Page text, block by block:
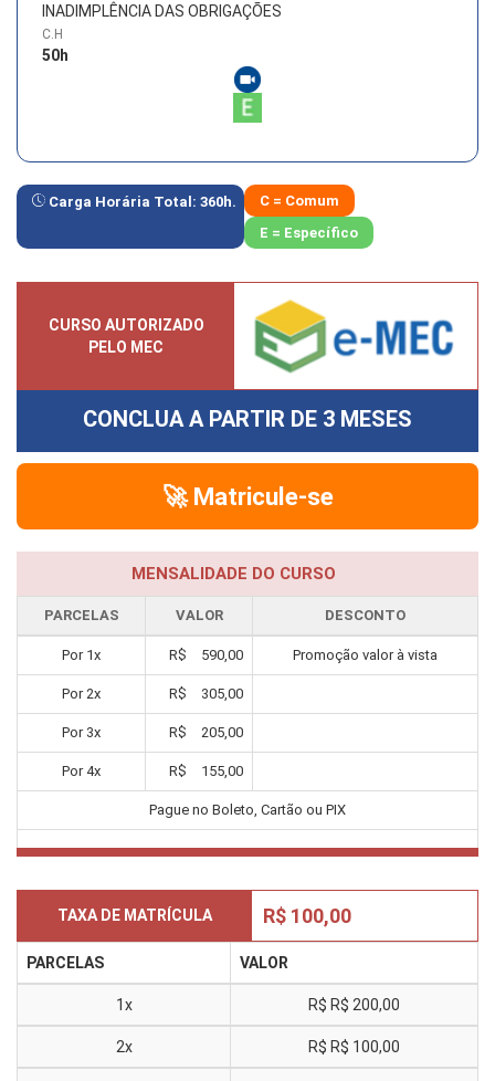
INADIMPLÊNCIA DAS OBRIGAÇÕES
C.H
50h
Carga Horária Total: 360h.
C = Comum
E = Específico
CURSO AUTORIZADO
PELO MEC
CONCLUA A PARTIR DE 3 MESES
🚀 Matricule-se
MENSALIDADE DO CURSO
PARCELAS VALOR DESCONTO
Por 1x R$ 590,00 Promoção valor à vista
Por2x R$ 305,00
Por 3x R$ 205,00
Por4x R$ 155,00
Pague no Boleto, Cartão ou PIX
TAXA DE MATRÍCULA R$ 100,00
PARCELAS VALOR
1x R$ R$ 200,00
2x R$ R$ 100,00